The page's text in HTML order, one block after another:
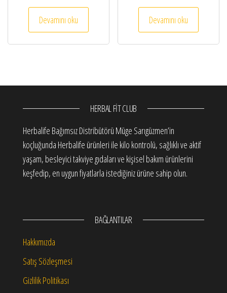
Devamını oku Devamını oku
HERBAL FIT CLUB
Herbalife Bağımsız Distribütörü Müge Sarıgüzmen’in
koçluğunda Herbalife ürünleri ile kilo kontrolü, sağlıklı ve aktif
yaşam, besleyici takviye gıdaları ve kişisel bakım ürünlerini
keşfedip, en uygun fiyatlarla istediğiniz ürüne sahip olun.
BAĞLANTILAR
Hakkımızda
Satış Sözleşmesi
Gizlilik Politikası